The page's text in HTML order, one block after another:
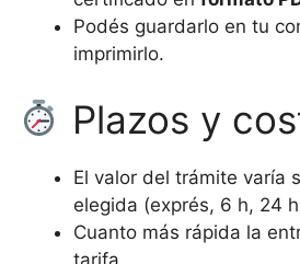
Podés guardarlo en tu
imprimirlo.
Plazos y
El valor del trámite varía
elegida (exprés, 6 h, 24
Cuanto más rápida la
tarifa.